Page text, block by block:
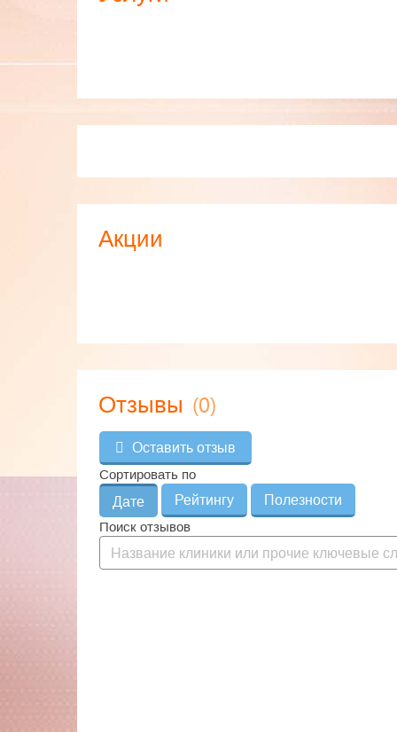
Акции
Отзывы (0)
Оставить отзыв
Сортировать по
Дате
Рейтингу
Полезности
Поиск отзывов